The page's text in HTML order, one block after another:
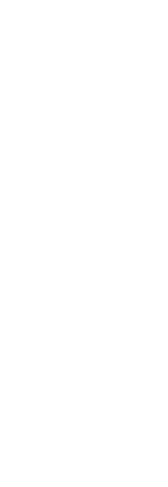
на эл.почту,что оплата
цена на товар выше,якобы произошел сбой в
форме отказался от возврата ДС,
другому номеру,спрашивает о
по номеру +79321102214,со мной
и решить вопрос.Очень ей
через 3-4 дня.Но по истечению данного
пжл, с менеджерами,как работники
не к чему,в принципе все понятно.
в курсе данной ситуации. Со стажером,
станет выше!
Мебель" г. Красноярск, ул. Взлетная 7,
2017г при ремонте подъезда решили
ящиков не оказалась. Изучив
7, по электронной почте вышла на
получили ответы на все наши
и размерам, и конечно же внешний вид, цена
осуществлялась через посредников и были
Еще раз подчеркиваю честность компании
определиться с сейфом для квартиры, за
прошлой неделе Aiko T-23EL с электронным
но после разговора с менеджером понял,
Так что про это ничего сказать не могу.
о тех магазинах, в которых покупаете